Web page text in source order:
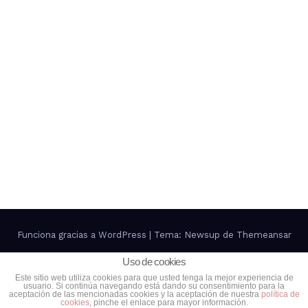
Funciona gracias a WordPress | Tema: Newsup de Themeansar
Política de PrivacidadPolítica de cookies
Más información sobre las cookies
Uso de cookies
Este sitio web utiliza cookies para que usted tenga la mejor experiencia de
usuario. Si continúa navegando está dando su consentimiento para la
aceptación de las mencionadas cookies y la aceptación de nuestra política de
cookies, pinche el enlace para mayor información.